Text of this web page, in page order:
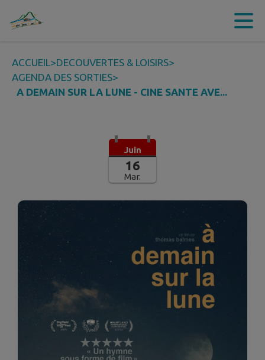
Contenu
ACCUEIL>DECOUVERTES & LOISIRS>
AGENDA DES SORTIES>
A DEMAIN SUR LA LUNE - CINE SANTE AVE...
Juin
16
Mar.